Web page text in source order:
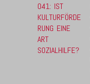
041: IST
KULTURFÖRDE
RUNG EINE
ART
SOZIALHILFE?